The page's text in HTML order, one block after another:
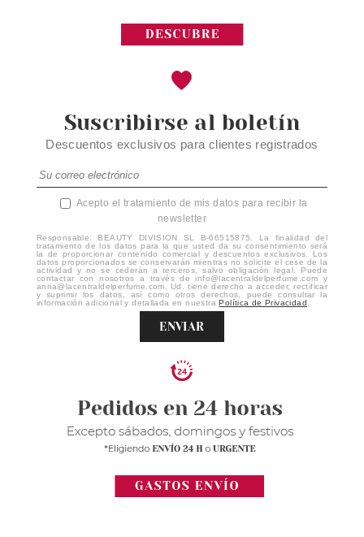
Suscribirse al boletín
Descuentos exclusivos para clientes registrados
Acepto el tratamiento de mis datos para recibir la
newsletter
Responsable: BEAUTY DIVISION SL B-66515875. La finalidad del
tratamiento de los datos para la que usted da su consentimiento será
la de proporcionar contenido comercial y descuentos exclusivos. Los
datos proporcionados se conservarán mientras no solicite el cese de la
actividad y no se cederán a terceros, salvo obligación legal. Puede
contactar con nosotros a través de info@lacentraldelperfume.com y
anna@lacentraldelperfume.com. Ud. tiene derecho a acceder, rectificar
y suprimir los datos, así como otros derechos, puede consultar la
información adicional y detallada en nuestraPolítica de Privacidad
ENVIAR